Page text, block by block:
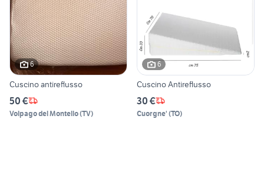
6
Cuscino antireflusso
50 €
Volpago del Montello(TV)
6
Cuscino Antireflusso
30 €
Cuorgne' (TO)